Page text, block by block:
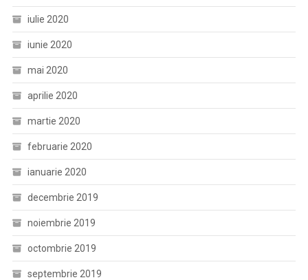
iulie 2020
iunie 2020
mai 2020
aprilie 2020
martie 2020
februarie 2020
ianuarie 2020
decembrie 2019
noiembrie 2019
octombrie 2019
septembrie 2019